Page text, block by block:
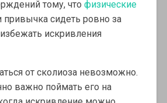
тому, что физические
сидеть ровно за
искривления
от сколиоза невозможно.
важно поймать его на